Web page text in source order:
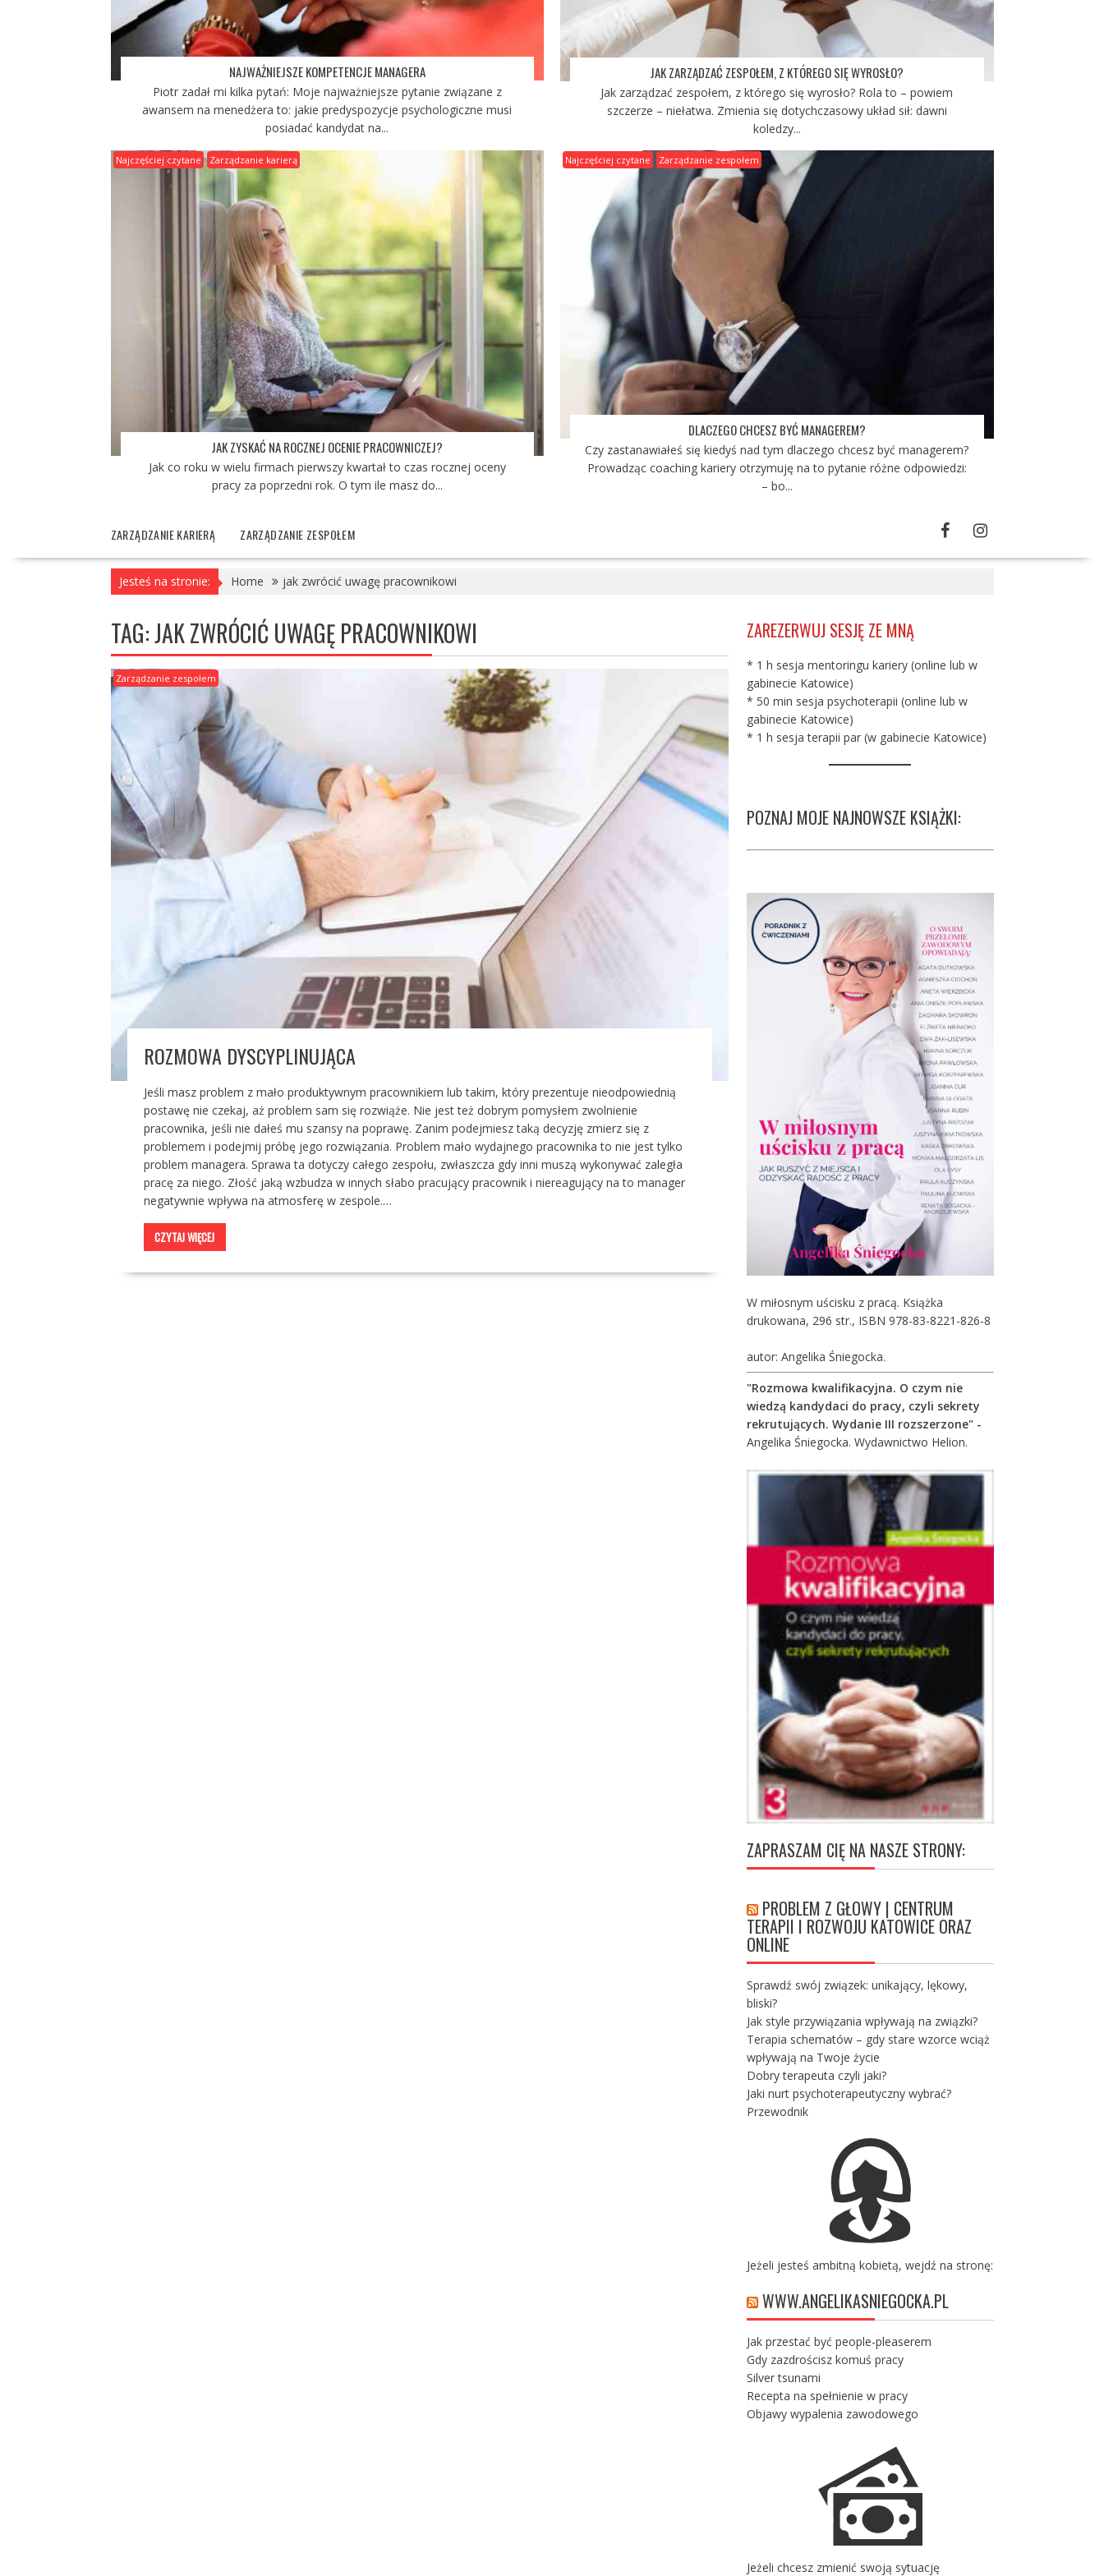
NAJWAŻNIEJSZE KOMPETENCJE MANAGERA
Piotr zadał mi kilka pytań: Moje najważniejsze pytanie związane z
awansem na menedżera to: jakie predyspozycje psychologiczne musi
posiadać kandydat na...
JAK ZARZĄDZAĆ ZESPOŁEM, Z KTÓREGO SIĘ WYROSŁO?
Jak zarządzać zespołem, z którego się wyrosło? Rola to – powiem
szczerze – niełatwa. Zmienia się dotychczasowy układ sił: dawni
koledzy...
Najczęściej czytane Zarządzanie karierą
JAK ZYSKAĆ NA ROCZNEJ OCENIE PRACOWNICZEJ?
Jak co roku w wielu firmach pierwszy kwartał to czas rocznej oceny
pracy za poprzedni rok. O tym ile masz do...
Najczęściej czytane Zarządzanie zespołem
DLACZEGO CHCESZ BYĆ MANAGEREM?
Czy zastanawiałeś się kiedyś nad tym dlaczego chcesz być managerem?
Prowadząc coaching kariery otrzymuję na to pytanie różne odpowiedzi:
– bo...
ZARZĄDZANIE KARIERĄ ZARZĄDZANIE ZESPOŁEM
Jesteś na stronie: Home jak zwrócić uwagę pracownikowi
TAG:JAK ZWRÓCIĆ UWAGĘ PRACOWNIKOWI
Zarządzanie zespołem
ROZMOWA DYSCYPLINUJĄCA
Jeśli masz problem z mało produktywnym pracownikiem lub takim, który prezentuje nieodpowiednią
postawę nie czekaj, aż problem sam się rozwiąże. Nie jest też dobrym pomysłem zwolnienie
pracownika, jeśli nie dałeś mu szansy na poprawę. Zanim podejmiesz taką decyzję zmierz się z
problemem i podejmij próbę jego rozwiązania. Problem mało wydajnego pracownika to nie jest tylko
problem managera. Sprawa ta dotyczy całego zespołu, zwłaszcza gdy inni muszą wykonywać zaległa
pracę za niego. Złość jaką wzbudza w innych słabo pracujący pracownik i niereagujący na to manager
negatywnie wpływa na atmosferę w zespole.…
CZYTAJ WIĘCEJ
ZAREZERWUJ SESJĘ ZE MNĄ
* 1 h sesja mentoringu kariery (online lub w
gabinecie Katowice)
* 50 min sesja psychoterapii (online lub w
gabinecie Katowice)
* 1 h sesja terapii par (w gabinecie Katowice)
POZNAJ MOJE NAJNOWSZE KSIĄŻKI:
W miłosnym uścisku z pracą. Książka
drukowana, 296 str., ISBN 978-83-8221-826-8
autor: Angelika Śniegocka.
"Rozmowa kwalifikacyjna. O czym nie
wiedzą kandydaci do pracy, czyli sekrety
rekrutujących. Wydanie III rozszerzone"-
Angelika Śniegocka. Wydawnictwo Helion.
ZAPRASZAM CIĘ NA NASZE STRONY:
PROBLEM Z GŁOWY | CENTRUM
TERAPII I ROZWOJU KATOWICE ORAZ
ONLINE
Sprawdź swój związek: unikający, lękowy,
bliski?
Jak style przywiązania wpływają na związki?
Terapia schematów – gdy stare wzorce wciąż
wpływają na Twoje życie
Dobry terapeuta czyli jaki?
Jaki nurt psychoterapeutyczny wybrać?
Przewodnik
Jeżeli jesteś ambitną kobietą, wejdź na stronę:
WWW.ANGELIKASNIEGOCKA.PL
Jak przestać być people-pleaserem
Gdy zazdrościsz komuś pracy
Silver tsunami
Recepta na spełnienie w pracy
Objawy wypalenia zawodowego
Jeżeli chcesz zmienić swoją sytuację